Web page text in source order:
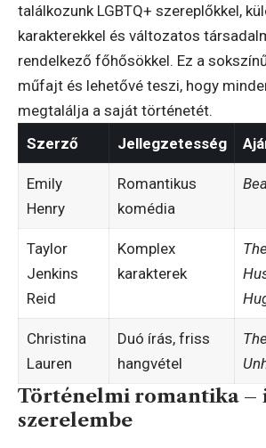
találkozunk LGBTQ+ szereplőkkel,
karakterekkel és változatos
rendelkező főhősökkel. Ez a
műfajt és lehetővé teszi, hogy
megtalálja a saját történetét.
Szerző
Jellegzetesség
Emily
Henry
Romantikus
komédia
Taylor
Jenkins
Reid
Komplex
karakterek
Christina
Lauren
Duó írás, friss
hangvétel
The
Történelmi romantika –
szerelembe